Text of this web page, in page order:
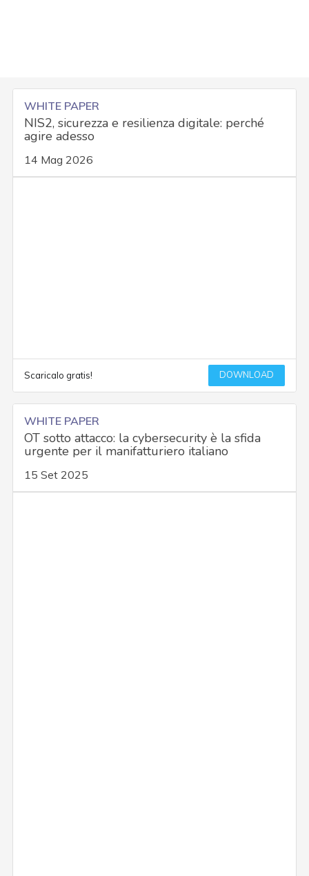
WHITE PAPER
NIS2, sicurezza e resilienza digitale: perché
agire adesso
14 Mag 2026
Scaricalo gratis! DOWNLOAD
WHITE PAPER
OT sotto attacco: la cybersecurity è la sfida
urgente per il manifatturiero italiano
15 Set 2025